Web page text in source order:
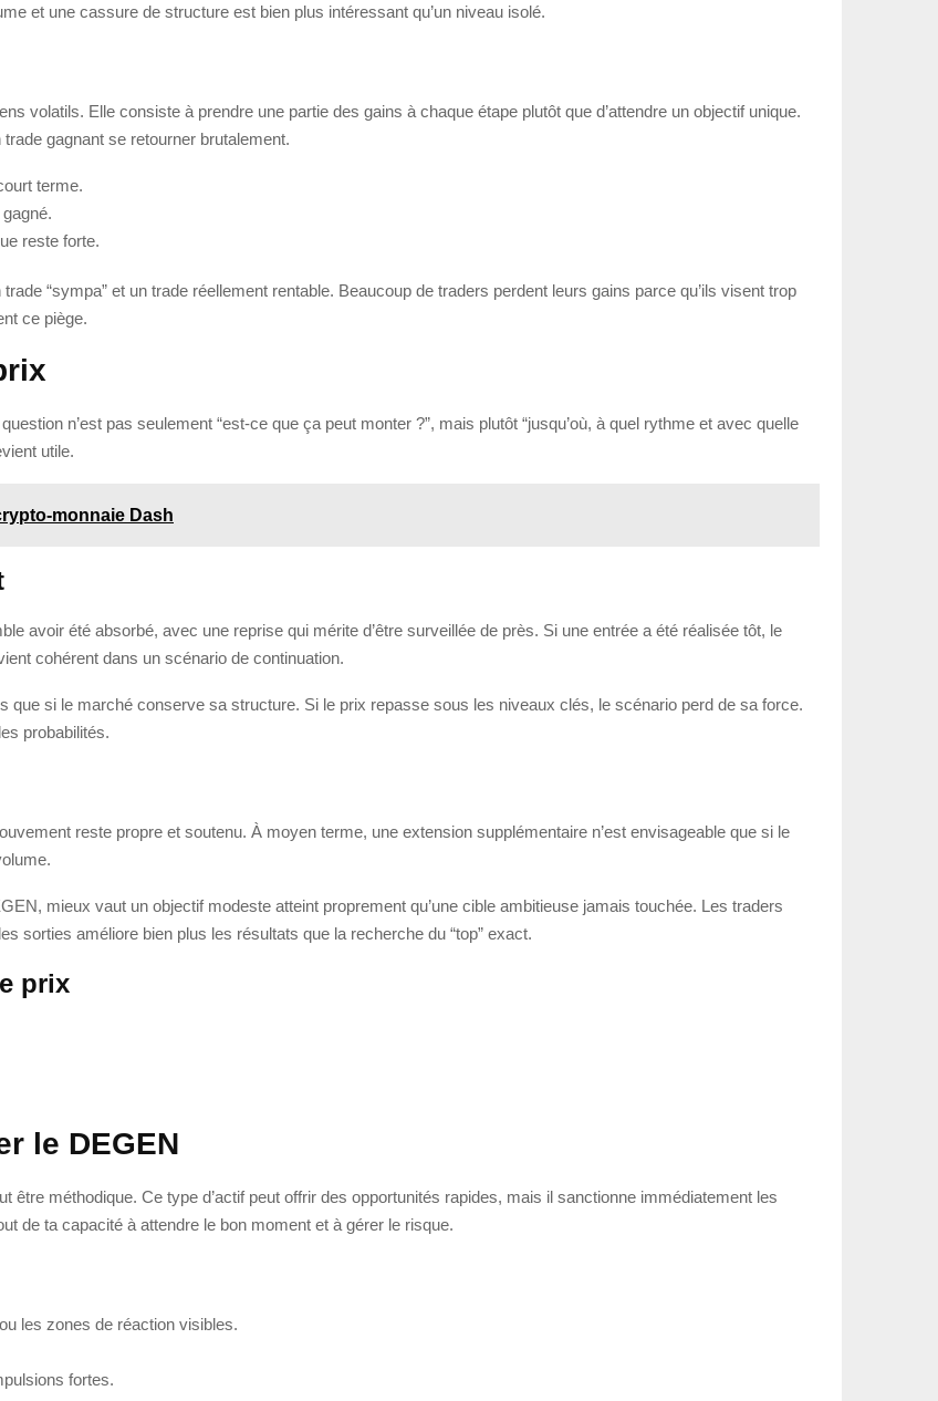
et une cassure de structure est bien plus intéressant qu’un niveau isolé.
volatils. Elle consiste à prendre une partie des gains à chaque étape plutôt que d’attendre un objectif unique.
gagnant se retourner brutalement.
terme.
reste forte.
“sympa” et un trade réellement rentable. Beaucoup de traders perdent leurs gains parce qu’ils visent trop
ce piège.
n’est pas seulement “est-ce que ça peut monter ?”, mais plutôt “jusqu’où, à quel rythme et avec quelle
utile.
monnaie Dash
avoir été absorbé, avec une reprise qui mérite d’être surveillée de près. Si une entrée a été réalisée tôt, le
cohérent dans un scénario de continuation.
que si le marché conserve sa structure. Si le prix repasse sous les niveaux clés, le scénario perd de sa force.
probabilités.
reste propre et soutenu. À moyen terme, une extension supplémentaire n’est envisageable que si le
mieux vaut un objectif modeste atteint proprement qu’une cible ambitieuse jamais touchée. Les traders
sorties améliore bien plus les résultats que la recherche du “top” exact.
prix
le DEGEN
être méthodique. Ce type d’actif peut offrir des opportunités rapides, mais il sanctionne immédiatement les
de ta capacité à attendre le bon moment et à gérer le risque.
les zones de réaction visibles.
fortes.